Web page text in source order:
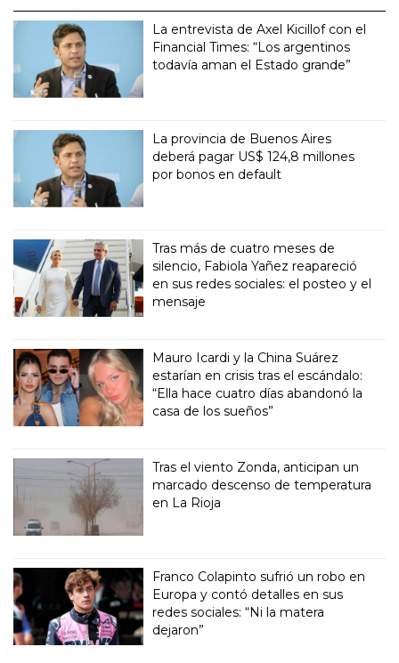
La entrevista de Axel Kicillof con el
Financial Times: “Los argentinos
todavía aman el Estado grande”
La provincia de Buenos Aires
deberá pagar US$ 124,8 millones
por bonos en default
Tras más de cuatro meses de
silencio, Fabiola Yañez reapareció
en sus redes sociales: el posteo y el
mensaje
Mauro Icardi y la China Suárez
estarían en crisis tras el escándalo:
“Ella hace cuatro días abandonó la
casa de los sueños”
Tras el viento Zonda, anticipan un
marcado descenso de temperatura
en La Rioja
Franco Colapinto sufrió un robo en
Europa y contó detalles en sus
redes sociales: “Ni la matera
dejaron”